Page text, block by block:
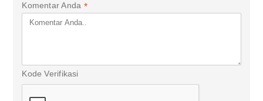
Komentar Anda *
Kode Verifikasi